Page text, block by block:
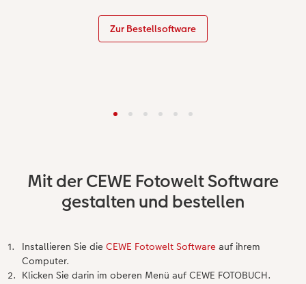
Zur Bestellsoftware
Mit der CEWE Fotowelt Software
gestalten und bestellen
Installieren Sie dieCEWE Fotowelt Software auf ihrem
Computer.
Klicken Sie darin im oberen Menü auf CEWE FOTOBUCH.